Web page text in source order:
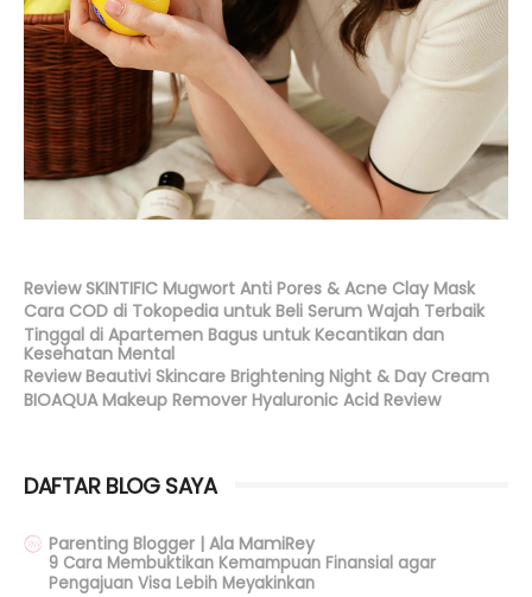
Review SKINTIFIC Mugwort Anti Pores & Acne Clay Mask
Cara COD di Tokopedia untuk Beli Serum Wajah Terbaik
Tinggal di Apartemen Bagus untuk Kecantikan dan
Kesehatan Mental
Review Beautivi Skincare Brightening Night & Day Cream
BIOAQUA Makeup Remover Hyaluronic Acid Review
DAFTAR BLOG SAYA
Parenting Blogger | Ala MamiRey
9 Cara Membuktikan Kemampuan Finansial agar
Pengajuan Visa Lebih Meyakinkan